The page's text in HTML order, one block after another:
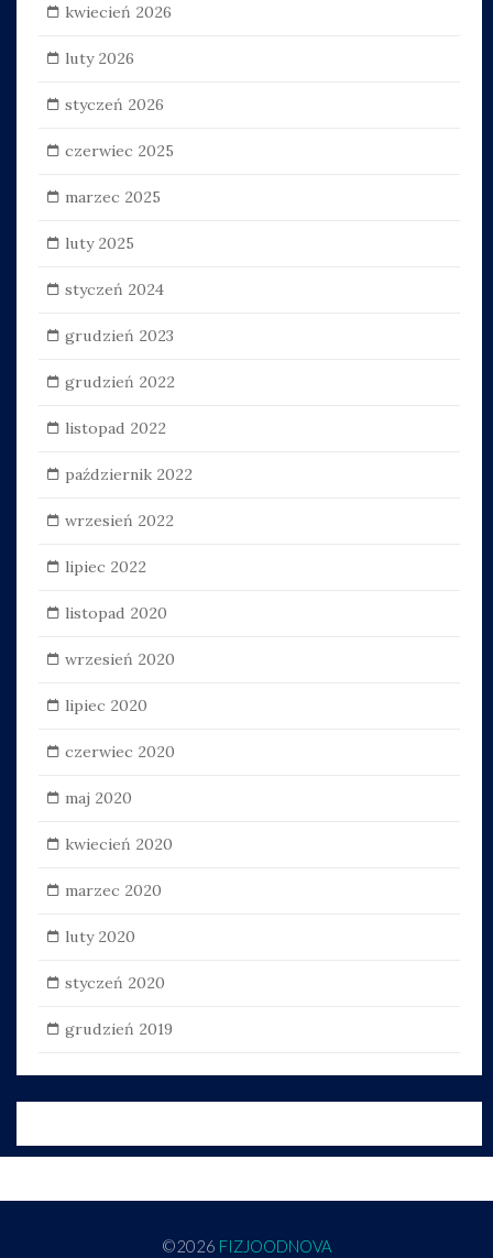
kwiecień 2026
luty 2026
styczeń 2026
czerwiec 2025
marzec 2025
luty 2025
styczeń 2024
grudzień 2023
grudzień 2022
listopad 2022
październik 2022
wrzesień 2022
lipiec 2022
listopad 2020
wrzesień 2020
lipiec 2020
czerwiec 2020
maj 2020
kwiecień 2020
marzec 2020
luty 2020
styczeń 2020
grudzień 2019
©2026 FIZJOODNOVA